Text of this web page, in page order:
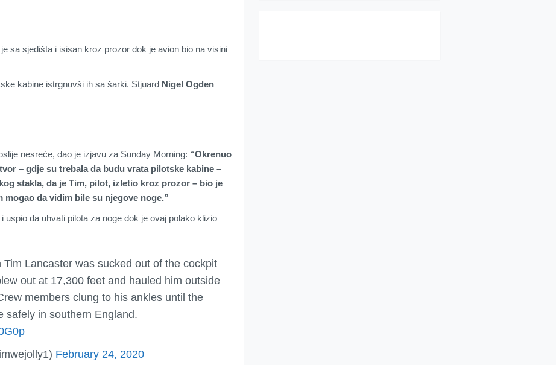
sa sjedišta i isisan kroz prozor dok je avion bio na visini
kabine istrgnuvši ih sa šarki. Stjuard Nigel Ogden
nesreće, dao je izjavu za Sunday Morning: “Okrenuo
– gdje su trebala da budu vrata pilotske kabine –
stakla, da je Tim, pilot, izletio kroz prozor – bio je
da vidim bile su njegove noge.”
uspio da uhvati pilota za noge dok je ovaj polako klizio
Lancaster was sucked out of the cockpit
out at 17,300 feet and hauled him outside
members clung to his ankles until the
safely in southern England.
February 24, 2020